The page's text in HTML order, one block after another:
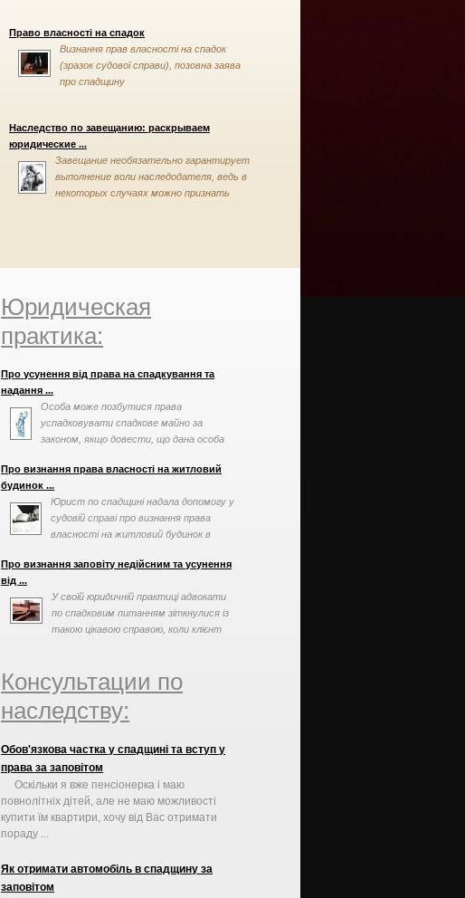
Право власності на спадок
Визнання прав власності на спадок
(зразок судової справи), позовна заява
про спадщину
Наследство по завещанию: раскрываем
юридические ...
Завещание необязательно гарантирует
выполнение воли наследодателя, ведь в
некоторых случаях можно признать
Юридическая
практика:
Про усунення від права на спадкування та
надання ...
Особа може позбутися права
успадковувати спадкове майно за
законом, якщо довести, що дана особа
Про визнання права власності на житловий
будинок ...
Юрист по спадщині надала допомогу у
судовій справі про визнання права
власності на житловий будинок в
Про визнання заповіту недійсним та усунення
від ...
У своїй юридичній практиці адвокати
по спадковим питанням зіткнулися із
такою цікавою справою, коли клієнт
Консультации по
наследству:
Обов'язкова частка у спадщині та вступ у
права за заповітом
Оскільки я вже пенсіонерка і маю
повнолітніх дітей, але не маю можливості
купити їм квартири, хочу від Вас отримати
пораду ...
Як отримати автомобіль в спадщину за
заповітом